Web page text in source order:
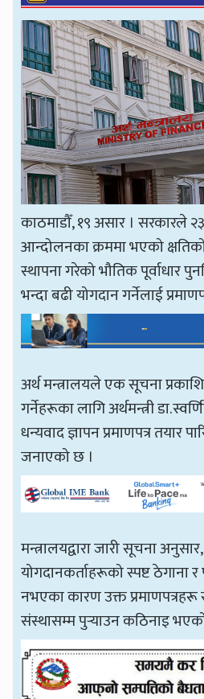
काठमाडौँ, १९ असार । सरकारले
आन्दोलनका क्रममा भएको क्षतिको
स्थापना गरेको भौतिक पूर्वाधार
भन्दा बढी योगदान गर्नेलाई
अर्थ मन्त्रालयले एक सूचना
गर्नेहरूका लागि अर्थमन्त्री
धन्यवाद ज्ञापन प्रमाणपत्र तयार
जनाएको छ ।
मन्त्रालयद्वारा जारी सूचना
योगदानकर्ताहरूको स्पष्ट ठेगाना
नभएका कारण उक्त प्रमाणपत्रहरू
संस्थासम्म पुर्‍याउन कठिनाइ